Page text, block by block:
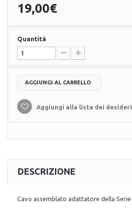
19,00€
Quantità
AGGIUNGI AL CARRELLO
Aggiungi alla lista dei desideri
DESCRIZIONE
Cavo assemblato adattatore della Serie